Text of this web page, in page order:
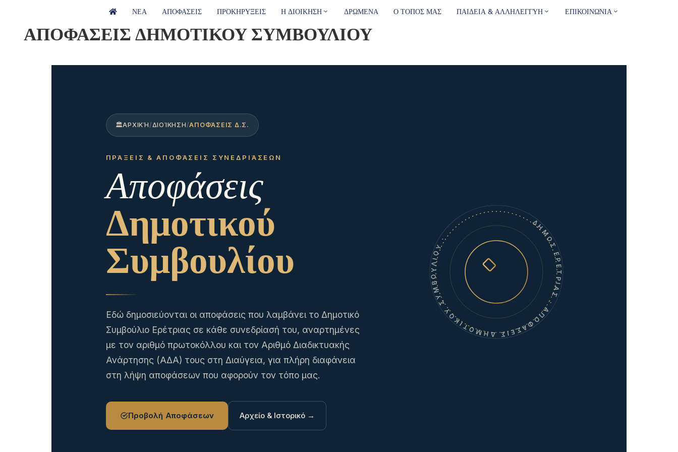
ΝΕΑ ΑΠΟΦΑΣΕΙΣ ΠΡΟΚΗΡΥΞΕΙΣ Η ΔΙΟΙΚΗΣΗ ΔΡΩΜΕΝΑ Ο ΤΟΠΟΣ ΜΑΣ ΠΑΙΔΕΙΑ & ΑΛΛΗΛΕΓΓΥΗ ΕΠΙΚΟΙΝΩΝΙΑ
ΑΠΟΦΑΣΕΙΣ ΔΗΜΟΤΙΚΟΥ ΣΥΜΒΟΥΛΙΟΥ
🏛ΑΡΧΙΚΉ/ΔΙΟΊΚΗΣΗ/ΑΠΟΦΆΣΕΙΣ Δ.Σ.
ΠΡΆΞΕΙΣ & ΑΠΟΦΆΣΕΙΣ ΣΥΝΕΔΡΙΆΣΕΩΝ
Αποφάσεις
Δημοτικού
Συμβουλίου
Εδώ δημοσιεύονται οι αποφάσεις που λαμβάνει το Δημοτικό
Συμβούλιο Ερέτριας σε κάθε συνεδρίασή του, αναρτημένες
με τον αριθμό πρωτοκόλλου και τον Αριθμό Διαδικτυακής
Ανάρτησης (ΑΔΑ) τους στη Διαύγεια, για πλήρη διαφάνεια
στη λήψη αποφάσεων που αφορούν τον τόπο μας.
Προβολή Αποφάσεων Αρχείο & Ιστορικό →
ΔΗΜΟΣ ΕΡΕΤΡΙΑΣ · ΑΠΟΦΑΣΕΙΣ ΔΗΜΟΤΙΚΟΥ ΣΥΜΒΟΥΛΙΟΥ ·